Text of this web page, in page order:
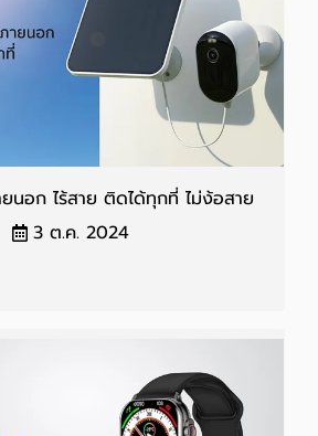
นอก ไร้สาย ติดได้ทุกที่ ไม่ง้อสาย
3 ต.ค. 2024